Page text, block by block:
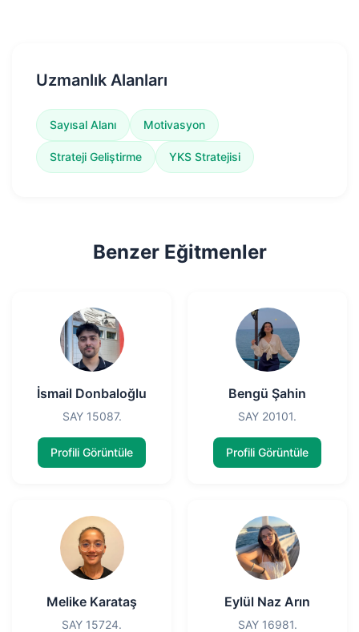
Uzmanlık Alanları
Sayısal Alanı Motivasyon
Strateji Geliştirme YKS Stratejisi
Benzer Eğitmenler
İsmail Donbaloğlu
SAY 15087.
Profili Görüntüle
Bengü Şahin
SAY 20101.
Profili Görüntüle
Melike Karataş
SAY 15724.
Eylül Naz Arın
SAY 16981.